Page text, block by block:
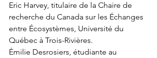
Eric Harvey, titulaire de la Chaire de
recherche du Canada sur les Échanges
entre Écosystèmes, Université du
Québec à Trois-Rivières.
Émilie Desrosiers, étudiante au